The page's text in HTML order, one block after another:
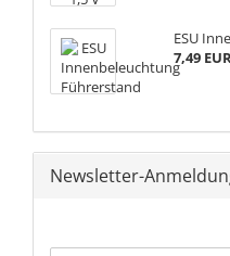
ESU
7,49
Newsletter-